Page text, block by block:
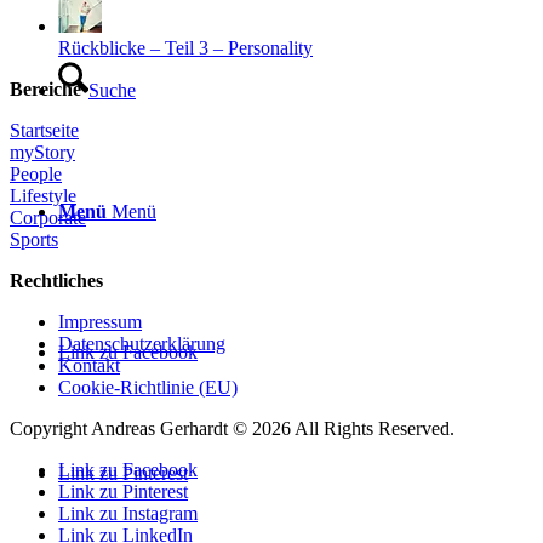
Suche
Menü Menü
Link zu Facebook
Link zu Pinterest
Rückblicke – Teil 3 – Personality
Bereiche
Startseite
myStory
People
Lifestyle
Corporate
Sports
Rechtliches
Impressum
Datenschutzerklärung
Kontakt
Cookie-Richtlinie (EU)
Copyright Andreas Gerhardt © 2026 All Rights Reserved.
Link zu Facebook
Link zu Pinterest
Link zu Instagram
Link zu LinkedIn